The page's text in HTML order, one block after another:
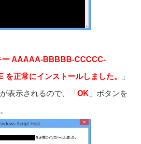
ー AAAAA-BBBBB-CCCCC-
を正常にインストールしました。 」
表示されるので、「 OK 」ボタンを